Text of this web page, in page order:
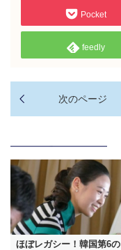
Pocket
feedly
ほぼレガシー！韓国第6の